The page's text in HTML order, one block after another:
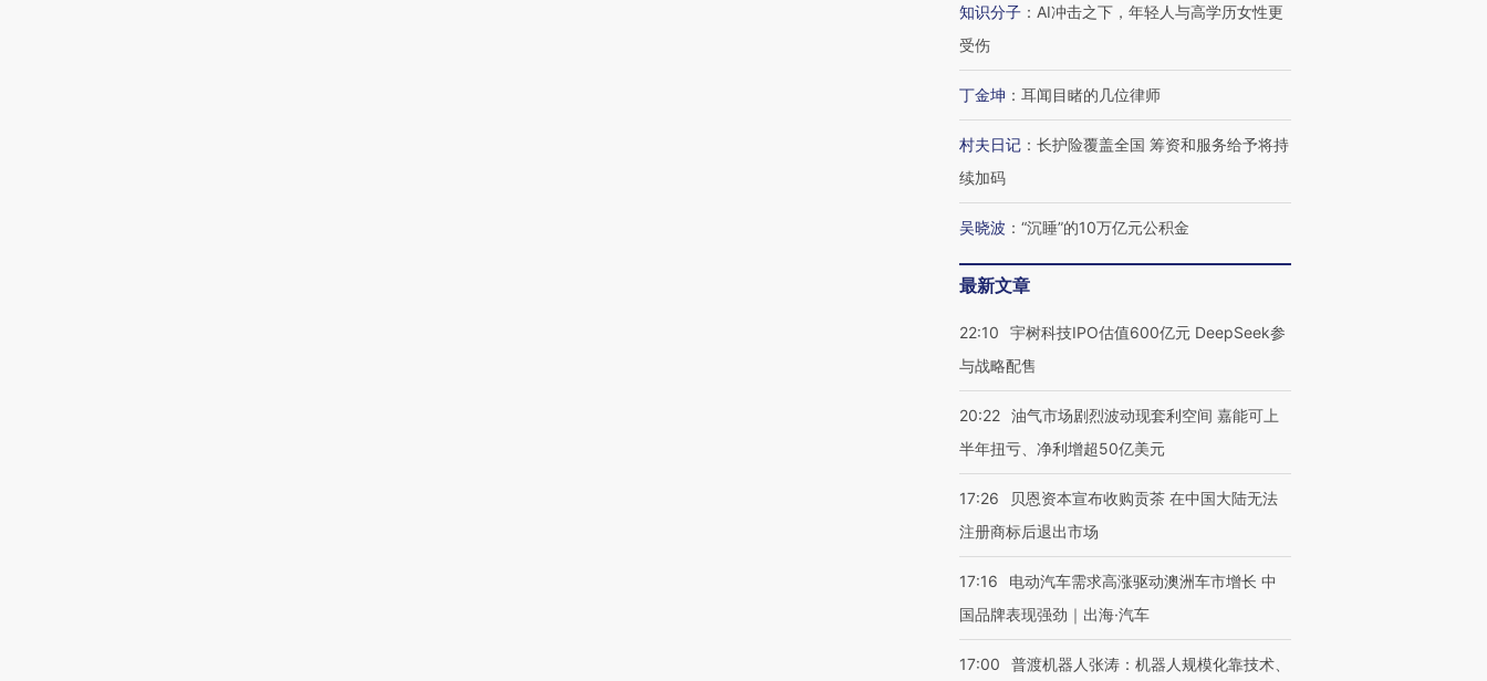
知识分子 ： AI冲击之下，年轻人与高学历女性更
受伤
丁金坤 ： 耳闻目睹的几位律师
村夫日记 ： 长护险覆盖全国 筹资和服务给予将持
续加码
吴晓波 ： “沉睡”的10万亿元公积金
最新文章
22:10
宇树科技IPO估值600亿元 DeepSeek参
与战略配售
20:22 油气市场剧烈波动现套利空间 嘉能可上
半年扭亏、净利增超50亿美元
17:26
贝恩资本宣布收购贡茶 在中国大陆无法
注册商标后退出市场
17:16
电动汽车需求高涨驱动澳洲车市增长 中
国品牌表现强劲｜出海·汽车
17:00
普渡机器人张涛：机器人规模化靠技术、